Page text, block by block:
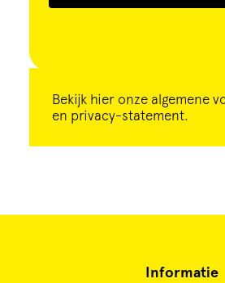
Bekijk hier onze algemene
en privacy-statement.
Informatie